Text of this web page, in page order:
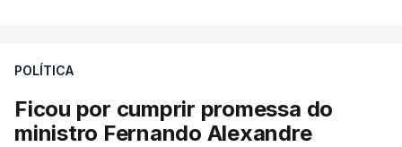
POLÍTICA
Ficou por cumprir promessa do
ministro Fernando Alexandre